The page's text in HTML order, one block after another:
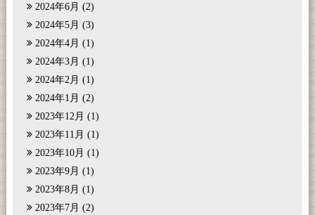
2024年6月 (2)
2024年5月 (3)
2024年4月 (1)
2024年3月 (1)
2024年2月 (1)
2024年1月 (2)
2023年12月 (1)
2023年11月 (1)
2023年10月 (1)
2023年9月 (1)
2023年8月 (1)
2023年7月 (2)